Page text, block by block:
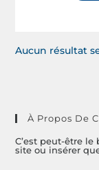
Aucun résultat
À Propos De
C’est peut-être
site ou insérer